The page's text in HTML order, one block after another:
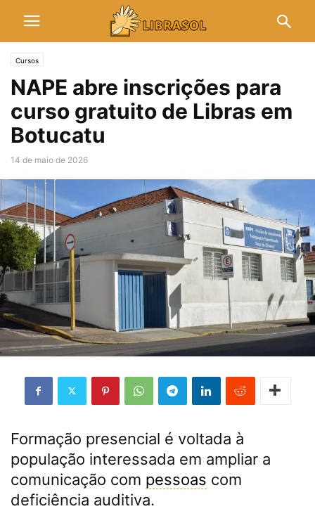
Cursos
NAPE abre inscrições para
curso gratuito de Libras em
Botucatu
14 de maio de 2026
Formação presencial é voltada à
população interessada em ampliar a
comunicação com pessoas com
deficiência auditiva.